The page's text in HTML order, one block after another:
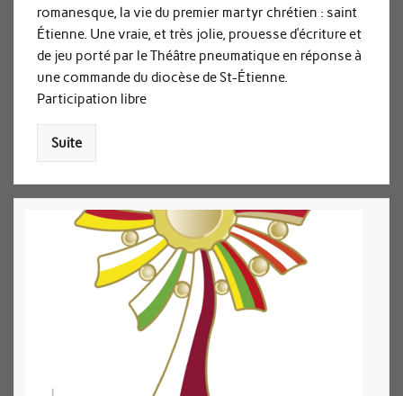
romanesque, la vie du premier martyr chrétien : saint
Étienne. Une vraie, et très jolie, prouesse d’écriture et
de jeu porté par le Théâtre pneumatique en réponse à
une commande du diocèse de St-Étienne.
Participation libre
Suite